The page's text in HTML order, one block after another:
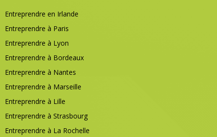
Entreprendre en Irlande
Entreprendre à Paris
Entreprendre à Lyon
Entreprendre à Bordeaux
Entreprendre à Nantes
Entreprendre à Marseille
Entreprendre à Lille
Entreprendre à Strasbourg
Entreprendre à La Rochelle